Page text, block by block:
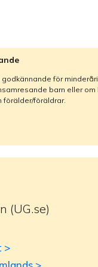
för
barn eller
förälder/föräldrar.
(UG.se)
>